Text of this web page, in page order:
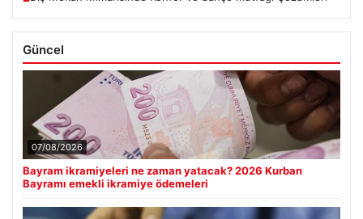
Güncel
07/08/2026
Bayram ikramiyeleri ne zaman yatacak? 2026 Kurban
Bayramı emekli ikramiye ödemeleri